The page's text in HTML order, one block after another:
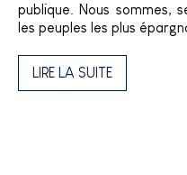
publique. Nous sommes,
les peuples les plus
LIRE LA SUITE